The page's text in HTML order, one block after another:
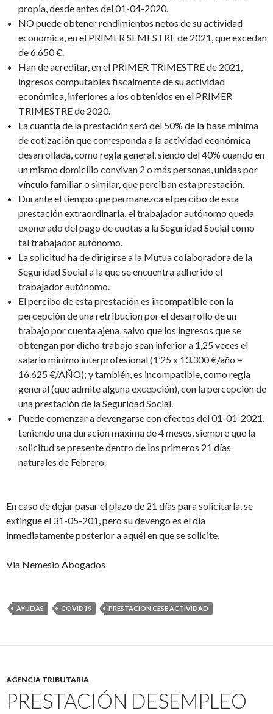
propia, desde antes del 01-04-2020.
NO puede obtener rendimientos netos de su actividad
económica, en el PRIMER SEMESTRE de 2021, que excedan
de 6.650 €.
Han de acreditar, en el PRIMER TRIMESTRE de 2021,
ingresos computables fiscalmente de su actividad
económica, inferiores a los obtenidos en el PRIMER
TRIMESTRE de 2020.
La cuantía de la prestación será del 50% de la base mínima
de cotización que corresponda a la actividad económica
desarrollada, como regla general, siendo del 40% cuando en
un mismo domicilio convivan 2 o más personas, unidas por
vínculo familiar o similar, que perciban esta prestación.
Durante el tiempo que permanezca el percibo de esta
prestación extraordinaria, el trabajador autónomo queda
exonerado del pago de cuotas a la Seguridad Social como
tal trabajador autónomo.
La solicitud ha de dirigirse a la Mutua colaboradora de la
Seguridad Social a la que se encuentra adherido el
trabajador autónomo.
El percibo de esta prestación es incompatible con la
percepción de una retribución por el desarrollo de un
trabajo por cuenta ajena, salvo que los ingresos que se
obtengan por dicho trabajo sean inferior a 1,25 veces el
salario mínimo interprofesional (1’25 x 13.300 €/año =
16.625 €/AÑO); y también, es incompatible, como regla
general (que admite alguna excepción), con la percepción de
una prestación de la Seguridad Social.
Puede comenzar a devengarse con efectos del 01-01-2021,
teniendo una duración máxima de 4 meses, siempre que la
solicitud se presente dentro de los primeros 21 días
naturales de Febrero.
En caso de dejar pasar el plazo de 21 días para solicitarla, se
extingue el 31-05-201, pero su devengo es el día
inmediatamente posterior a aquél en que se solicite.
Via Nemesio Abogados
AYUDAS COVID19 PRESTACION CESE ACTIVIDAD
AGENCIA TRIBUTARIA
PRESTACIÓN DESEMPLEO